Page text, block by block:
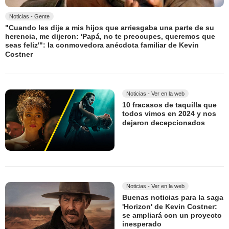
Noticias - Gente
"Cuando les dije a mis hijos que arriesgaba una parte de su
herencia, me dijeron: 'Papá, no te preocupes, queremos que
seas feliz'": la conmovedora anécdota familiar de Kevin
Costner
Noticias - Ver en la web
10 fracasos de taquilla que
todos vimos en 2024 y nos
dejaron decepcionados
Noticias - Ver en la web
Buenas noticias para la saga
'Horizon' de Kevin Costner:
se ampliará con un proyecto
inesperado